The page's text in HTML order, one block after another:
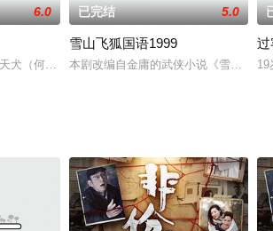
6.0
犬（何宝生 饰）和玉女（梁小冰 饰）因触犯了天
已完结 5.0
雪山飞狐国语1999
本剧改编自金庸的武侠小说《雪山飞狐
过
19